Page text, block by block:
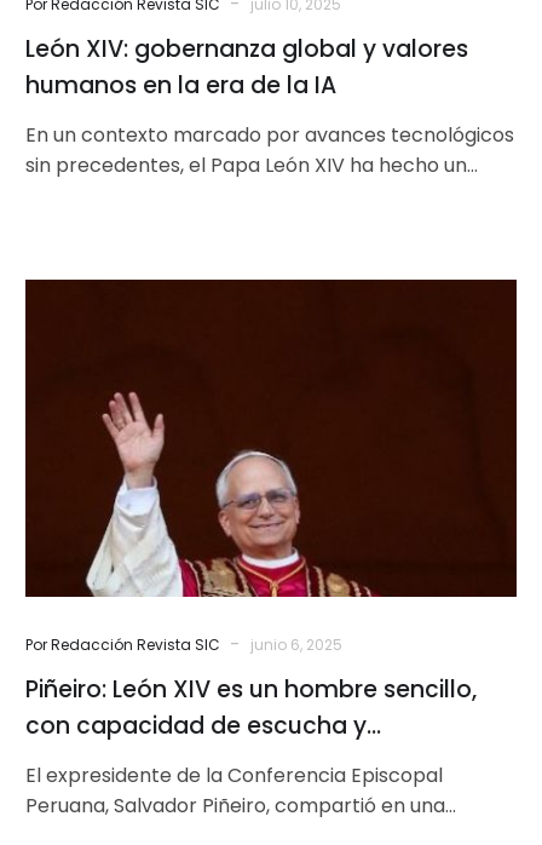
IA
León XIV: gobernanza global y valores
humanos en la era de la IA
En un contexto marcado por avances tecnológicos
sin precedentes, el Papa León XIV ha hecho un
sencillo,
con
capacidad
de
escucha
comprometido
con
la
Por Redacción Revista SIC - junio 6, 2025
Piñeiro: León XIV es un hombre sencillo,
con capacidad de escucha y
comprometido con la unidad
El expresidente de la Conferencia Episcopal
Peruana, Salvador Piñeiro, compartió en una